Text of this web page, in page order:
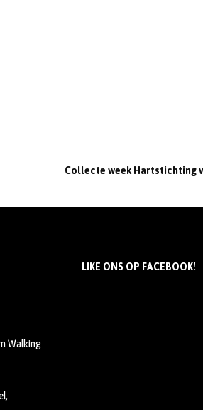
Collecte week Hartstichting
Walking
LIKE ONS OP FACEBOOK!